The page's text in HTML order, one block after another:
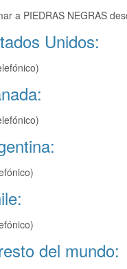
a PIEDRAS NEGRAS
Unidos:
del mundo: